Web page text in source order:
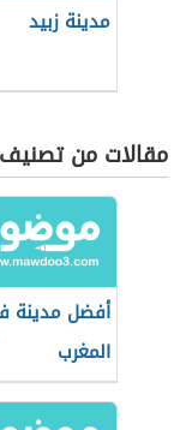
مدينة زبيد
مقالات من
أفضل مدينة
المغرب